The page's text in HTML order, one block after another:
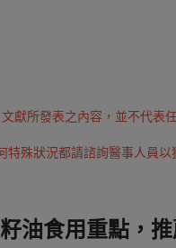
獻所發表之內容，並不代表
殊狀況都請諮詢醫事人員以
油食用重點，推